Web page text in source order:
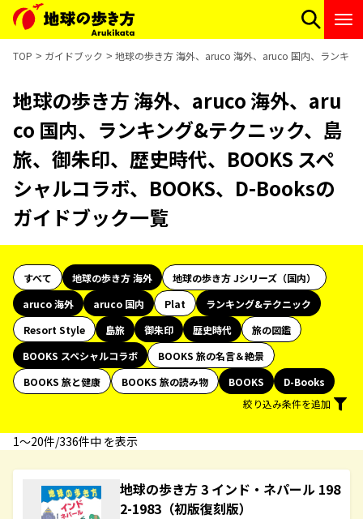
TOP ガイドブック 地球の歩き方 海外、aruco 海外、aruco 国内、ランキ
地球の歩き方 海外、aruco 海外、aru
co 国内、ランキング&テクニック、島
旅、御朱印、歴史時代、BOOKS スペ
シャルコラボ、BOOKS、D-Booksの
ガイドブック一覧
すべて 地球の歩き方 海外
地球の歩き方 Jシリーズ（国内）
aruco 海外
aruco 国内 Plat
ランキング&テクニック
Resort Style
島旅 御朱印 歴史時代
旅の図鑑
BOOKS スペシャルコラボ
BOOKS 旅の名言＆絶景
BOOKS 旅と健康
BOOKS 旅の読み物 BOOKS
D-Books
絞り込み条件を追加
1〜20件/336件中 を表示
地球の歩き方 3 インド・ネパール 198
2-1983（初版復刻版）